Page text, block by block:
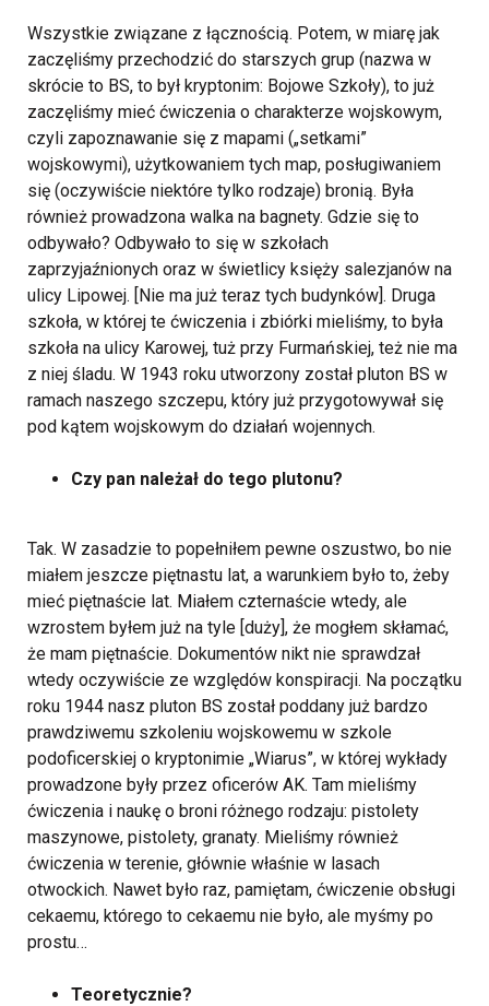
Wszystkie związane z łącznością. Potem, w miarę jak
zaczęliśmy przechodzić do starszych grup (nazwa w
skrócie to BS, to był kryptonim: Bojowe Szkoły), to już
zaczęliśmy mieć ćwiczenia o charakterze wojskowym,
czyli zapoznawanie się z mapami („setkami”
wojskowymi), użytkowaniem tych map, posługiwaniem
się (oczywiście niektóre tylko rodzaje) bronią. Była
również prowadzona walka na bagnety. Gdzie się to
odbywało? Odbywało to się w szkołach
zaprzyjaźnionych oraz w świetlicy księży salezjanów na
ulicy Lipowej. [Nie ma już teraz tych budynków]. Druga
szkoła, w której te ćwiczenia i zbiórki mieliśmy, to była
szkoła na ulicy Karowej, tuż przy Furmańskiej, też nie ma
z niej śladu. W 1943 roku utworzony został pluton BS w
ramach naszego szczepu, który już przygotowywał się
pod kątem wojskowym do działań wojennych.
Czy pan należał do tego plutonu?
Tak. W zasadzie to popełniłem pewne oszustwo, bo nie
miałem jeszcze piętnastu lat, a warunkiem było to, żeby
mieć piętnaście lat. Miałem czternaście wtedy, ale
wzrostem byłem już na tyle [duży], że mogłem skłamać,
że mam piętnaście. Dokumentów nikt nie sprawdzał
wtedy oczywiście ze względów konspiracji. Na początku
roku 1944 nasz pluton BS został poddany już bardzo
prawdziwemu szkoleniu wojskowemu w szkole
podoficerskiej o kryptonimie „Wiarus”, w której wykłady
prowadzone były przez oficerów AK. Tam mieliśmy
ćwiczenia i naukę o broni różnego rodzaju: pistolety
maszynowe, pistolety, granaty. Mieliśmy również
ćwiczenia w terenie, głównie właśnie w lasach
otwockich. Nawet było raz, pamiętam, ćwiczenie obsługi
cekaemu, którego to cekaemu nie było, ale myśmy po
prostu…
Teoretycznie?